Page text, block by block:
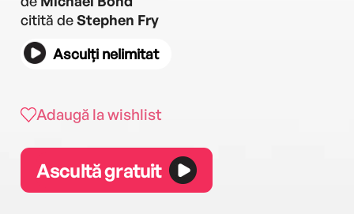
citită deStephen Fry
Asculți nelimitat
Adaugă la wishlist
Ascultă gratuit